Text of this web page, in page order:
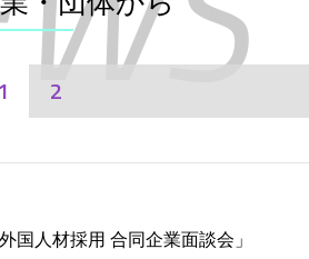
1 2
国人材採用 合同企業面談会」